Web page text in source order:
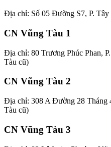
Địa chỉ: Số 05 Đường S7, P.
CN Vũng Tàu 1
Địa chỉ: 80 Trương Phúc Phan,
Tàu cũ)
CN Vũng Tàu 2
Địa chỉ: 308 A Đường 28 Tháng
Tàu cũ)
CN Vũng Tàu 3